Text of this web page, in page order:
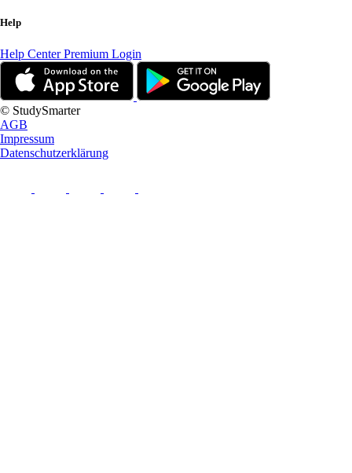
Help
Help CenterPremium Login
© StudySmarter
AGB
Impressum
Datenschutzerklärung